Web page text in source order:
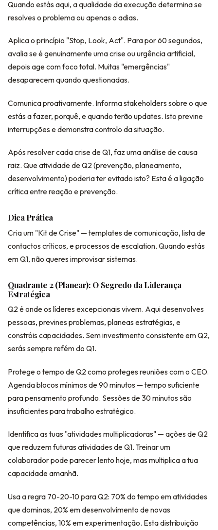
Quando estás aqui, a qualidade da execução determina se
resolves o problema ou apenas o adias.
Aplica o princípio "Stop, Look, Act". Para por 60 segundos,
avalia se é genuinamente uma crise ou urgência artificial,
depois age com foco total. Muitas "emergências"
desaparecem quando questionadas.
Comunica proativamente. Informa stakeholders sobre o que
estás a fazer, porquê, e quando terão updates. Isto previne
interrupções e demonstra controlo da situação.
Após resolver cada crise de Q1, faz uma análise de causa
raiz. Que atividade de Q2 (prevenção, planeamento,
desenvolvimento) poderia ter evitado isto? Esta é a ligação
crítica entre reação e prevenção.
Dica Prática
Cria um "Kit de Crise" — templates de comunicação, lista de
contactos críticos, e processos de escalation. Quando estás
em Q1, não queres improvisar sistemas.
Quadrante 2 (Planear): O Segredo da Liderança
Estratégica
Q2 é onde os líderes excepcionais vivem. Aqui desenvolves
pessoas, prevines problemas, planeas estratégias, e
constróis capacidades. Sem investimento consistente em Q2,
serás sempre refém do Q1.
Protege o tempo de Q2 como proteges reuniões com o CEO.
Agenda blocos mínimos de 90 minutos — tempo suficiente
para pensamento profundo. Sessões de 30 minutos são
insuficientes para trabalho estratégico.
Identifica as tuas "atividades multiplicadoras" — ações de Q2
que reduzem futuras atividades de Q1. Treinar um
colaborador pode parecer lento hoje, mas multiplica a tua
capacidade amanhã.
Usa a regra 70-20-10 para Q2: 70% do tempo em atividades
que dominas, 20% em desenvolvimento de novas
competências, 10% em experimentação. Esta distribuição